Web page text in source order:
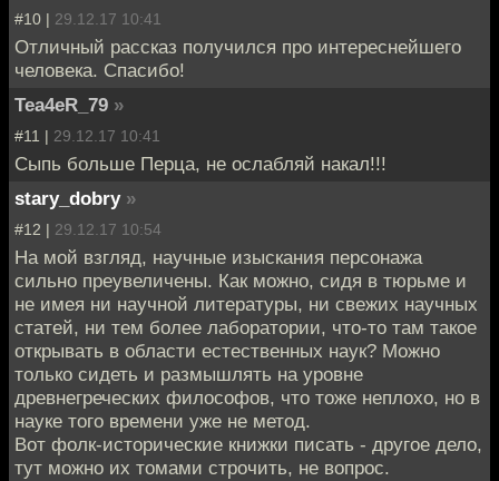
#10 | 29.12.17 10:41
Отличный рассказ получился про интереснейшего
человека. Спасибо!
Tea4eR_79 »
#11 | 29.12.17 10:41
Сыпь больше Перца, не ослабляй накал!!!
stary_dobry »
#12 | 29.12.17 10:54
На мой взгляд, научные изыскания персонажа
сильно преувеличены. Как можно, сидя в тюрьме и
не имея ни научной литературы, ни свежих научных
статей, ни тем более лаборатории, что-то там такое
открывать в области естественных наук? Можно
только сидеть и размышлять на уровне
древнегреческих философов, что тоже неплохо, но в
науке того времени уже не метод.
Вот фолк-исторические книжки писать - другое дело,
тут можно их томами строчить, не вопрос.